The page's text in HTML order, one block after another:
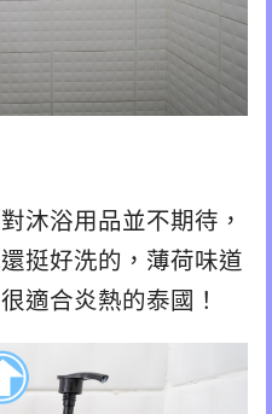
沐浴用品並不期待，
挺好洗的，薄荷味道
適合炎熱的泰國！